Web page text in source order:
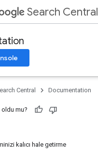
Search Central
Central Documentation
oldu mu?
kalıcı hale getirme